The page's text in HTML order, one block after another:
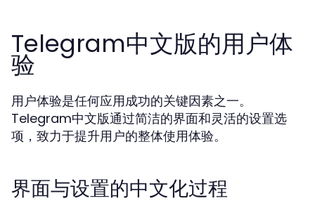
Telegram中文版的用户体
验
用户体验是任何应用成功的关键因素之一。
Telegram中文版通过简洁的界面和灵活的设置选
项，致力于提升用户的整体使用体验。
界面与设置的中文化过程